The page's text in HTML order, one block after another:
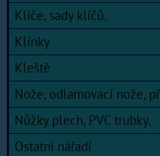
Klíče, sady klíčů.
Klínky
Kleště
Nože, odlamovací nože,
Nůžky plech, PVC trubky.
Ostatní nářadí